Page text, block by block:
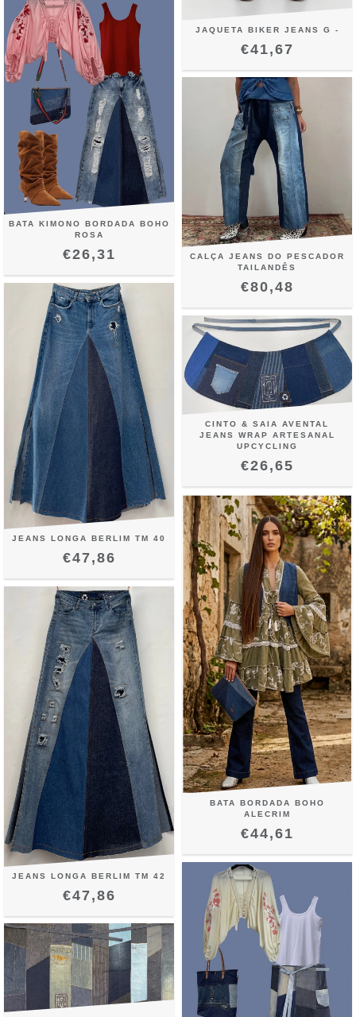
JAQUETA BIKER JEANS G -
€41,67
CALÇA JEANS DO PESCADOR
TAILANDÊS
€80,48
BATA KIMONO BORDADA BOHO
ROSA
€26,31
CINTO & SAIA AVENTAL
JEANS WRAP ARTESANAL
UPCYCLING
€26,65
JEANS LONGA BERLIM TM 40
€47,86
BATA BORDADA BOHO
ALECRIM
€44,61
JEANS LONGA BERLIM TM 42
€47,86